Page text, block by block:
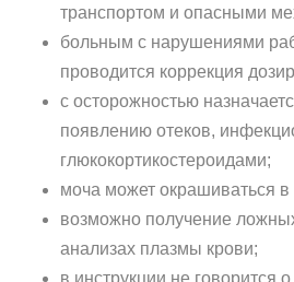
транспортом и опасными
больным с нарушениями
проводится коррекция
с осторожностью
появлению отеков,
глюкокортикостероидами;
моча может окрашиваться
возможно получение
анализах плазмы крови;
в инструкции не говорится